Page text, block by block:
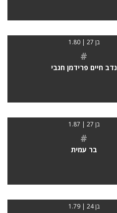
בן 27 | 1.80
#
נדב חיים פרידמן חגבי
בן 27 | 1.87
#
בר עמית
בן 24 | 1.79